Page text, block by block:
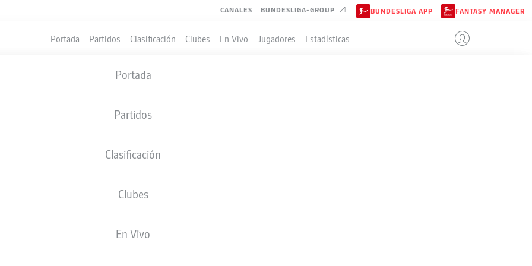
CANALES BUNDESLIGA-GROUP BUNDESLIGA APP FANTASY MANAGER
Portada Partidos Clasificación Clubes En Vivo Jugadores Estadísticas
Portada
Partidos
Clasificación
Clubes
En Vivo